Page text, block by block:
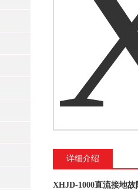
详细介绍
XHJD-1000直流接地故